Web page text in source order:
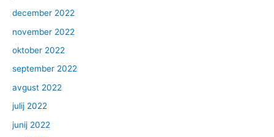
december 2022
november 2022
oktober 2022
september 2022
avgust 2022
julij 2022
junij 2022